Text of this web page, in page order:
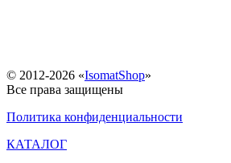
© 2012-2026 «IsomatShop»
Все права защищены
Политика конфиденциальности
КАТАЛОГ